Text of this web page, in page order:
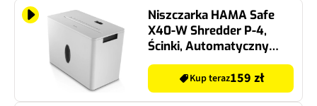
Niszczarka HAMA Safe
X40-W Shredder P-4,
Ścinki, Automatyczny
Start/Stop, Funkcja
cofaniaKup teraz159 zł